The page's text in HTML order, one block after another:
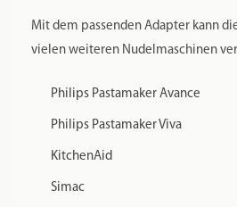
Mit dem passenden Adapter kann
vielen weiteren Nudelmaschinen
Philips Pastamaker Avance
Philips Pastamaker Viva
KitchenAid
Simac